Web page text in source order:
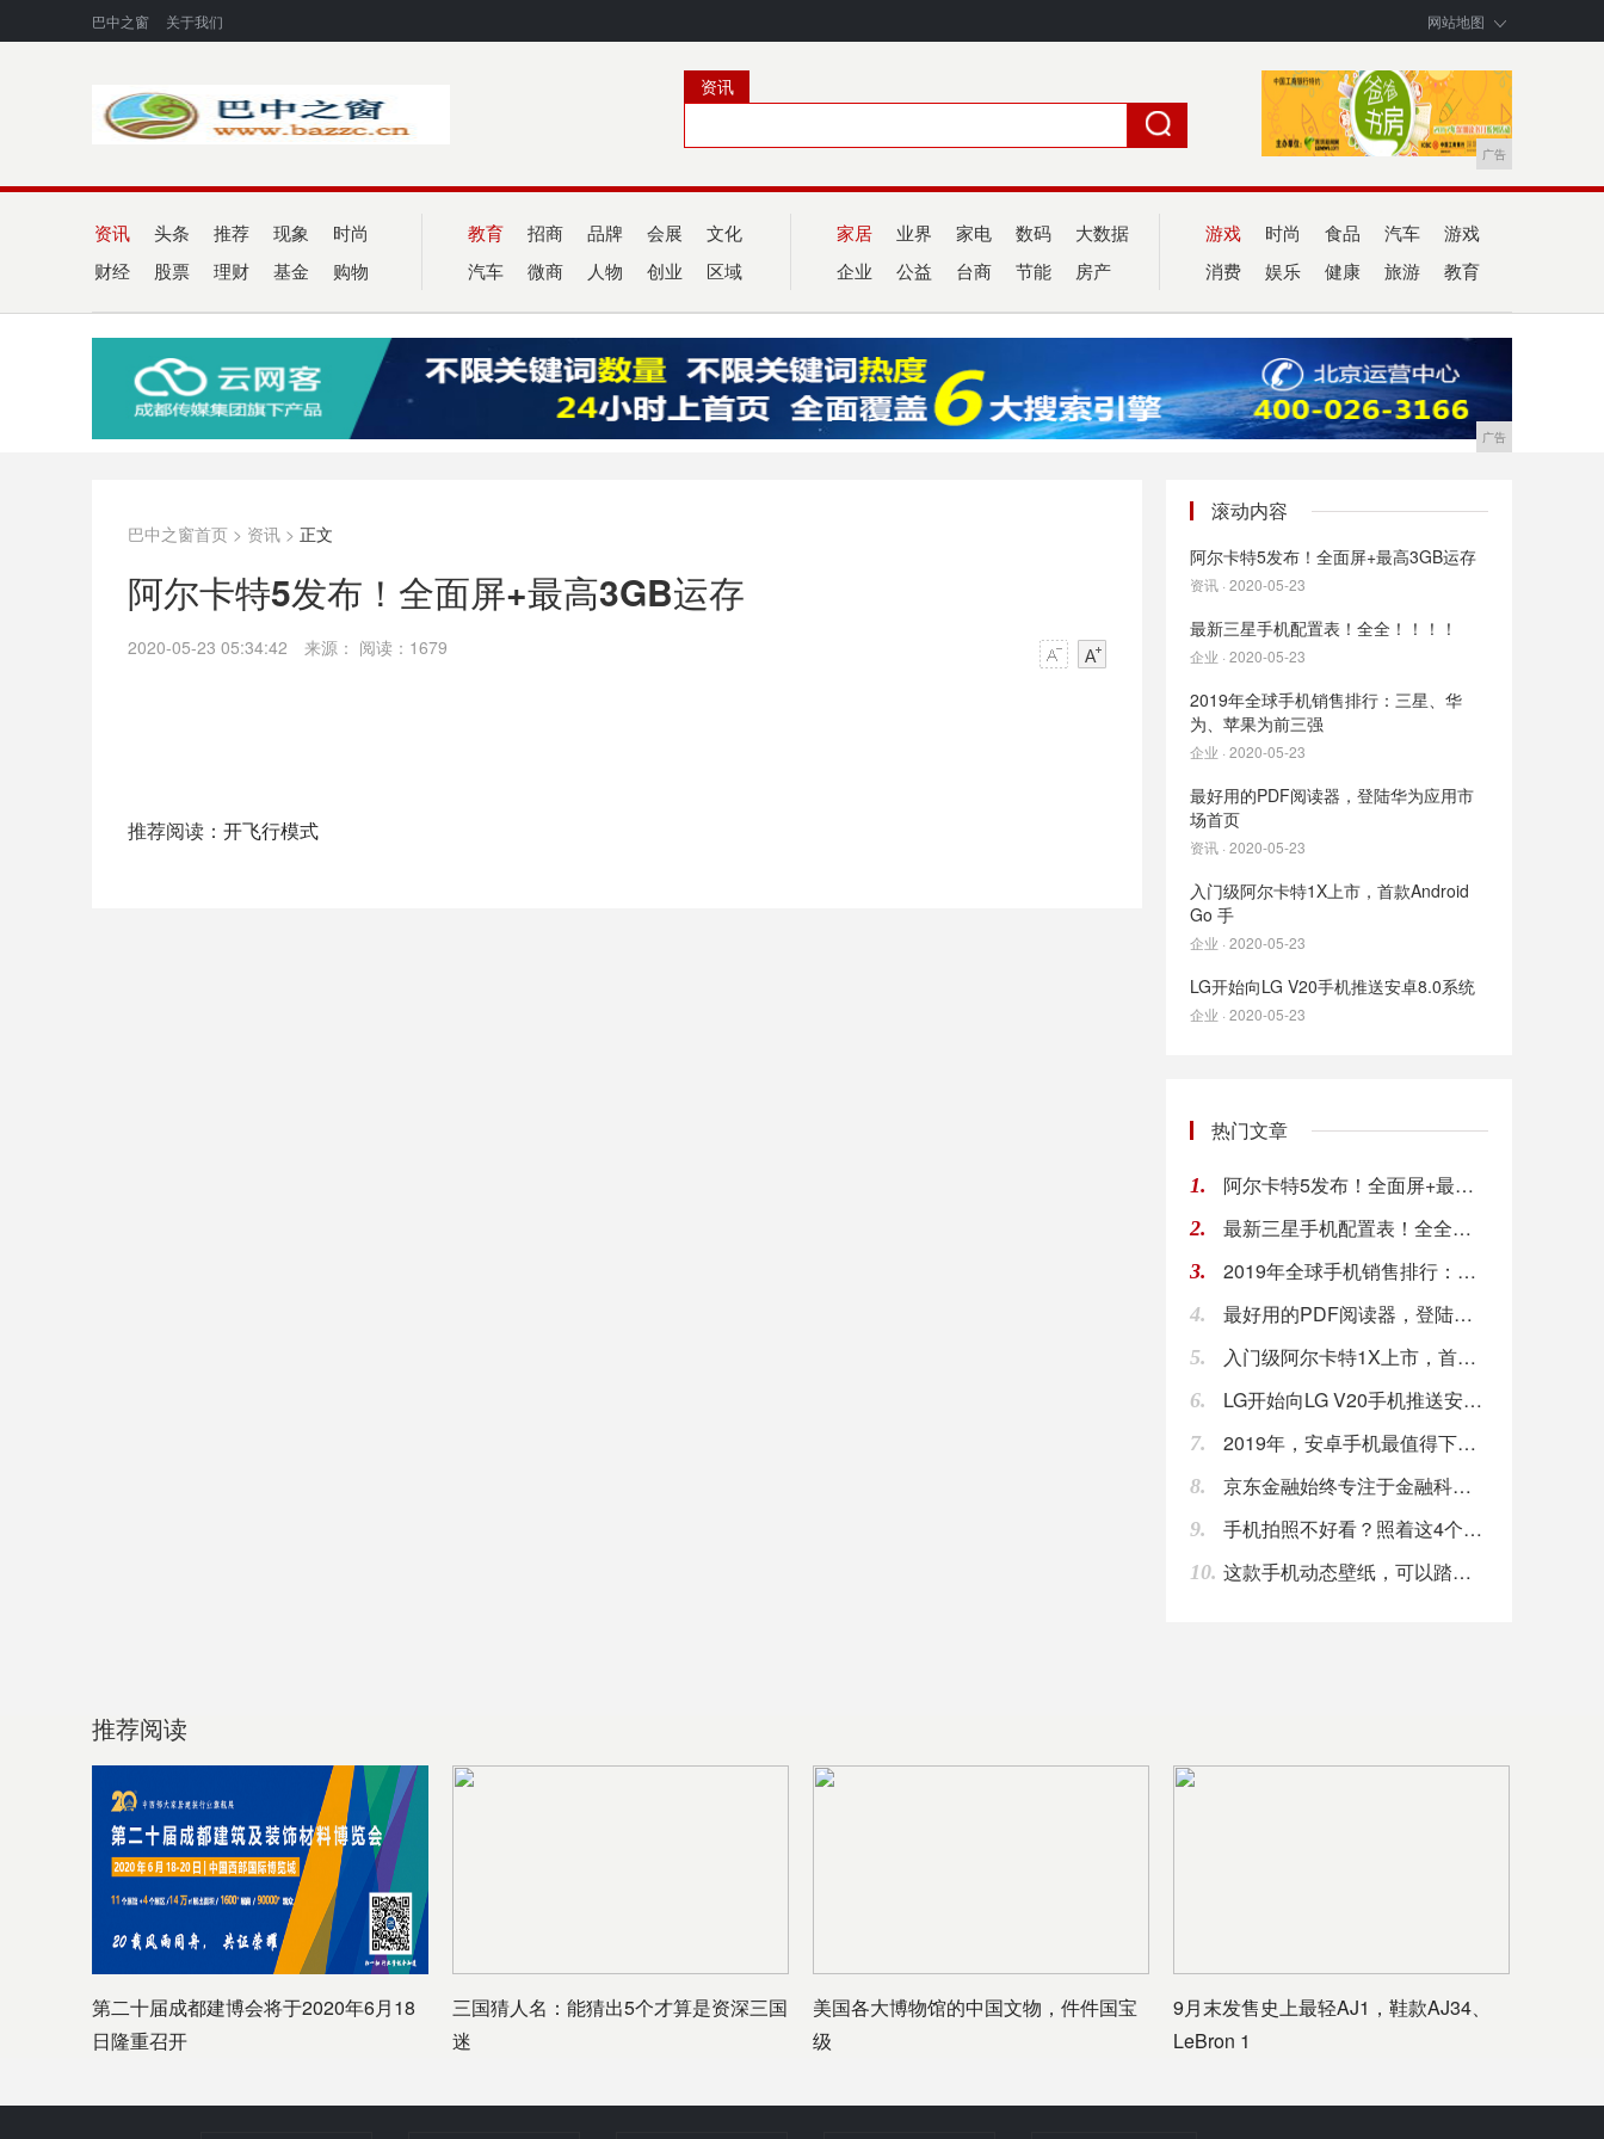
巴中之窗 关于我们 网站地图
资讯
广告
资讯 头条 推荐 现象 时尚
财经 股票 理财 基金 购物
教育 招商 品牌 会展 文化
汽车 微商 人物 创业 区域
家居 业界 家电 数码 大数据
企业 公益 台商 节能 房产
游戏 时尚 食品 汽车 游戏
消费 娱乐 健康 旅游 教育
广告
巴中之窗首页 > 资讯 > 正文
阿尔卡特5发布！全面屏+最高3GB运存
2020-05-23 05:34:42 来源： 阅读：1679
推荐阅读： 开飞行模式
滚动内容
阿尔卡特5发布！全面屏+最高3GB运存
资讯 · 2020-05-23
最新三星手机配置表！全全！！！！
企业 · 2020-05-23
2019年全球手机销售排行：三星、华
为、苹果为前三强
企业 · 2020-05-23
最好用的PDF阅读器，登陆华为应用市
场首页
资讯 · 2020-05-23
入门级阿尔卡特1X上市，首款Android
Go 手
企业 · 2020-05-23
LG开始向LG V20手机推送安卓8.0系统
企业 · 2020-05-23
热门文章
1. 阿尔卡特5发布！全面屏+最高3GB运存
2. 最新三星手机配置表！全全！！！！
3. 2019年全球手机销售排行：三星、华为、苹果为
4. 最好用的PDF阅读器，登陆华为应用市场首页
5. 入门级阿尔卡特1X上市，首款Android G
6. LG开始向LG V20手机推送安卓8.0系统
7. 2019年，安卓手机最值得下载的6款PDF阅读
8. 京东金融始终专注于金融科技服务
9. 手机拍照不好看？照着这4个技巧做，一秒拍出专业
10. 这款手机动态壁纸，可以踏上星辰大海的征途
推荐阅读
第二十届成都建博会将于2020年6月18
日隆重召开
三国猜人名：能猜出5个才算是资深三国
迷
美国各大博物馆的中国文物，件件国宝
级
9月末发售史上最轻AJ1，鞋款AJ34、
LeBron 1